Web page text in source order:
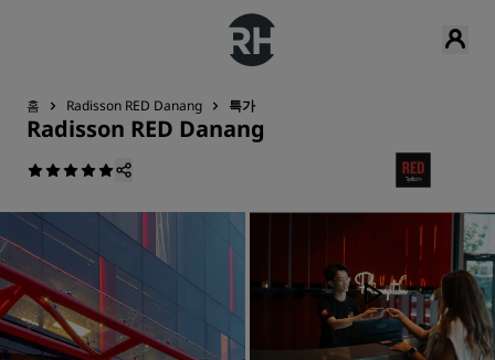
홈 Radisson RED Danang 특가
Radisson RED Danang